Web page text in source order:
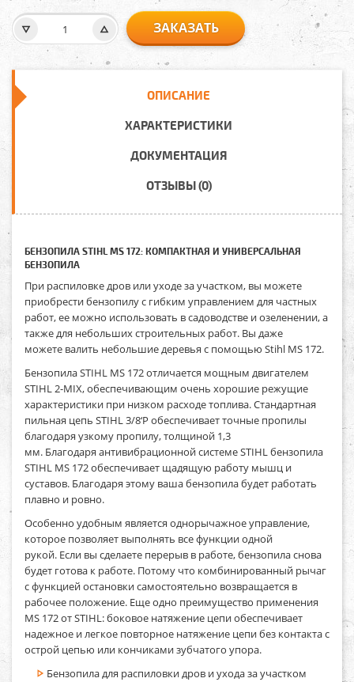
ЗАКАЗАТЬ
ОПИСАНИЕ
ХАРАКТЕРИСТИКИ
ДОКУМЕНТАЦИЯ
ОТЗЫВЫ (0)
БЕНЗОПИЛА STIHL MS 172: КОМПАКТНАЯ И УНИВЕРСАЛЬНАЯ
БЕНЗОПИЛА
При распиловке дров или уходе за участком, вы можете
приобрести бензопилу с гибким управлением для частных
работ, ее можно использовать в садоводстве и озеленении, а
также для небольших строительных работ. Вы даже
можете валить небольшие деревья с помощью Stihl MS 172.
Бензопила STIHL MS 172 отличается мощным двигателем
STIHL 2-MIX, обеспечивающим очень хорошие режущие
характеристики при низком расходе топлива. Стандартная
пильная цепь STIHL 3/8‘P обеспечивает точные пропилы
благодаря узкому пропилу, толщиной 1,3
мм. Благодаря антивибрационной системе STIHL бензопила
STIHL MS 172 обеспечивает щадящую работу мышц и
суставов. Благодаря этому ваша бензопила будет работать
плавно и ровно.
Особенно удобным является однорычажное управление,
которое позволяет выполнять все функции одной
рукой. Если вы сделаете перерыв в работе, бензопила снова
будет готова к работе. Потому что комбинированный рычаг
с функцией остановки самостоятельно возвращается в
рабочее положение. Еще одно преимущество применения
MS 172 от STIHL: боковое натяжение цепи обеспечивает
надежное и легкое повторное натяжение цепи без контакта с
острой цепью или кончиками зубчатого упора.
Бензопила для распиловки дров и ухода за участком